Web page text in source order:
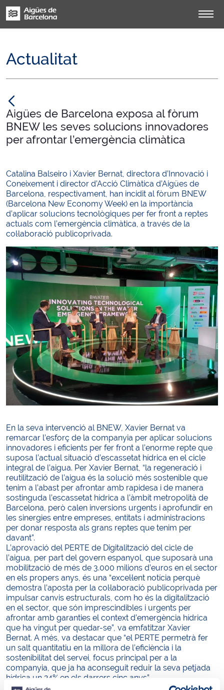
Actualitat
Aigües de Barcelona exposa al fòrum
BNEW les seves solucions innovadores
per afrontar l’emergència climàtica
Catalina Balseiro i Xavier Bernat, directora d’Innovació i
Coneixement i director d’Acció Climàtica d’Aigües de
Barcelona, respectivament, han incidit al fòrum BNEW
(Barcelona New Economy Week) en la importància
d’aplicar solucions tecnològiques per fer front a reptes
actuals com l’emergència climàtica, a través de la
col·laboració publicoprivada.
En la seva intervenció al BNEW, Xavier Bernat va
remarcar l’esforç de la companyia per aplicar solucions
innovadores i eficients per fer front a l’enorme repte que
suposa l’actual situació d’escassetat hídrica en el cicle
integral de l’aigua. Per Xavier Bernat, “la regeneració i
reutilització de l’aigua és la solució més sostenible que
tenim a l’abast per afrontar amb rapidesa i de manera
sostinguda l’escassetat hídrica a l’àmbit metropolità de
Barcelona, però calen inversions urgents i aprofundir en
les sinergies entre empreses, entitats i administracions
per donar resposta als grans reptes que tenim per
davant”.
L’aprovació del PERTE de Digitalització del cicle de
l’aigua, per part del govern espanyol, que suposarà una
mobilització de més de 3.000 milions d’euros en el sector
en els propers anys, és una “excel·lent notícia perquè
demostra l’aposta per la col·laboració publicoprivada per
impulsar canvis estructurals, com ho és la digitalització
en el sector, que són imprescindibles i urgents per
afrontar amb garanties el context d’emergència hídrica
que ha vingut per quedar-se”, va emfatitzar Xavier
Bernat. A més, va destacar que “el PERTE permetrà fer
un salt quantitatiu en la millora de l’eficiència i la
sostenibilitat del servei, focus principal per a la
companyia, que ja ha aconseguit reduir la seva petjada
hídrica un 24% en els darrers cinc anys”.